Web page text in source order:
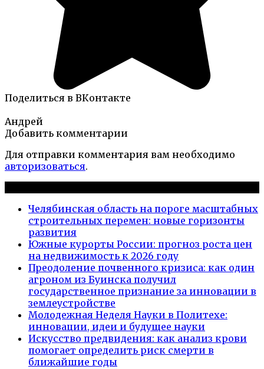
Поделиться в ВКонтакте
Андрей
Добавить комментарии
Для отправки комментария вам необходимо
авторизоваться.
Челябинская область на пороге масштабных
строительных перемен: новые горизонты
развития
Южные курорты России: прогноз роста цен
на недвижимость к 2026 году
Преодоление почвенного кризиса: как один
агроном из Буинска получил
государственное признание за инновации в
землеустройстве
Молодежная Неделя Науки в Политехе:
инновации, идеи и будущее науки
Искусство предвидения: как анализ крови
помогает определить риск смерти в
ближайшие годы